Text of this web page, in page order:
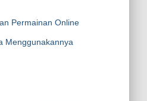
Permainan Online
Menggunakannya